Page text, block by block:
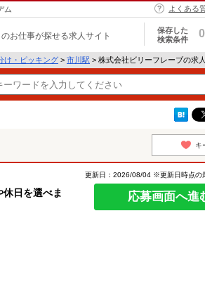
ム よくある
のお仕事が探せる求人サイト
保存した
検索条件
0
け・ピッキング > 市川駅 > 株式会社ビリーフレーブの求
キ
日を選べま
更新日：2026/08/04 ※更新日時点の
応募画面へ進